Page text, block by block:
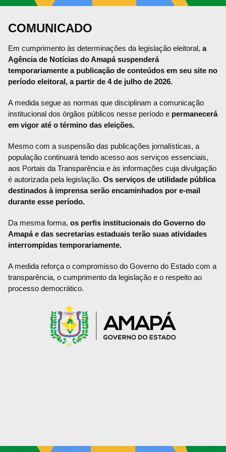
COMUNICADO
Em cumprimento às determinações da legislação eleitoral, a
Agência de Notícias do Amapá suspenderá
temporariamente a publicação de conteúdos em seu site no
período eleitoral, a partir de 4 de julho de 2026.
A medida segue as normas que disciplinam a comunicação
institucional dos órgãos públicos nesse período e permanecerá
em vigor até o término das eleições.
Mesmo com a suspensão das publicações jornalísticas, a
população continuará tendo acesso aos serviços essenciais,
aos Portais da Transparência e às informações cuja divulgação
é autorizada pela legislação. Os serviços de utilidade pública
destinados à imprensa serão encaminhados por e-mail
durante esse período.
Da mesma forma, os perfis institucionais do Governo do
Amapá e das secretarias estaduais terão suas atividades
interrompidas temporariamente.
A medida reforça o compromisso do Governo do Estado com a
transparência, o cumprimento da legislação e o respeito ao
processo democrático.